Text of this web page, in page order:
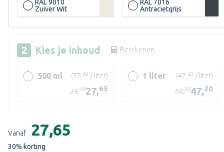
RAL 9010
Zuiver Wit
RAL 7016
Antracietgrijs
Kies je inhoud Berekenen
500 ml (55,30 / liter)
39,4927,65
1 liter (47,20 / liter)
68,9947,20
Vanaf €27,65
30% korting